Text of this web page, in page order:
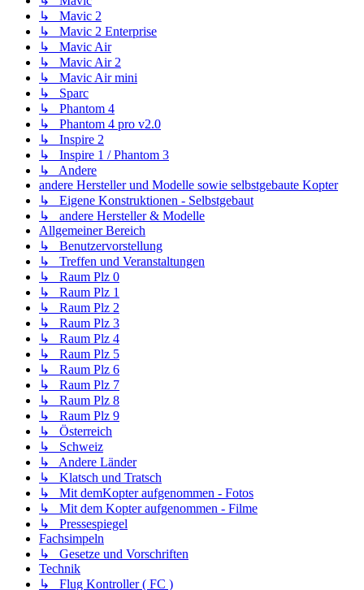
↳ Mavic 2
↳ Mavic 2 Enterprise
↳ Mavic Air
↳ Mavic Air 2
↳ Mavic Air mini
↳ Sparc
↳ Phantom 4
↳ Phantom 4 pro v2.0
↳ Inspire 2
↳ Inspire 1 / Phantom 3
↳ Andere
andere Hersteller und Modelle sowie selbstgebaute Kopter
↳ Eigene Konstruktionen - Selbstgebaut
↳ andere Hersteller & Modelle
Allgemeiner Bereich
↳ Benutzervorstellung
↳ Treffen und Veranstaltungen
↳ Raum Plz 0
↳ Raum Plz 1
↳ Raum Plz 2
↳ Raum Plz 3
↳ Raum Plz 4
↳ Raum Plz 5
↳ Raum Plz 6
↳ Raum Plz 7
↳ Raum Plz 8
↳ Raum Plz 9
↳ Österreich
↳ Schweiz
↳ Andere Länder
↳ Klatsch und Tratsch
↳ Mit demKopter aufgenommen - Fotos
↳ Mit dem Kopter aufgenommen - Filme
↳ Pressespiegel
Fachsimpeln
↳ Gesetze und Vorschriften
Technik
↳ Flug Kontroller ( FC )